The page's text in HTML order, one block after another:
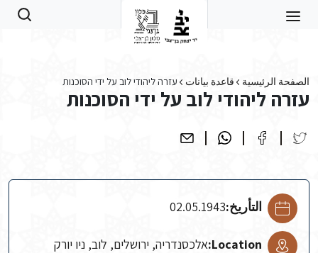
الصفحة الرئيسية قاعدة بيانات עזרה ליהודי לוב על ידי הסוכנות
עזרה ליהודי לוב על ידי הסוכנות
التأريخ:02.05.1943
Location: אלכסנדריה, ירושלים, לוב, ניו יורק